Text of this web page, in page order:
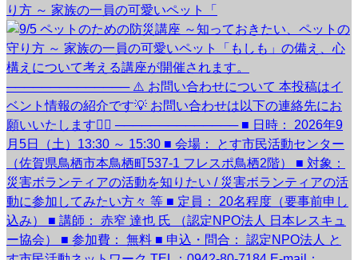
り方 ～ 家族の一員の可愛いペット「